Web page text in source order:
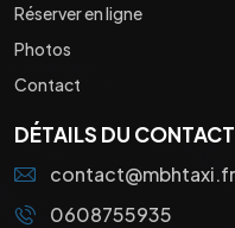
Réserver en ligne
Photos
Contact
DÉTAILS DU CONTACT
contact@mbhtaxi.fr
0608755935